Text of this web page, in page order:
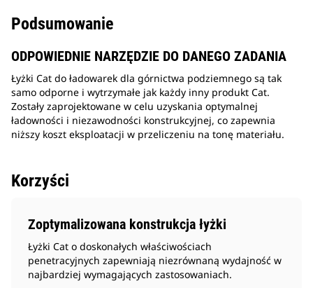
Podsumowanie
ODPOWIEDNIE NARZĘDZIE DO DANEGO ZADANIA
Łyżki Cat do ładowarek dla górnictwa podziemnego są tak
samo odporne i wytrzymałe jak każdy inny produkt Cat.
Zostały zaprojektowane w celu uzyskania optymalnej
ładowności i niezawodności konstrukcyjnej, co zapewnia
niższy koszt eksploatacji w przeliczeniu na tonę materiału.
Korzyści
Zoptymalizowana konstrukcja łyżki
Łyżki Cat o doskonałych właściwościach
penetracyjnych zapewniają niezrównaną wydajność w
najbardziej wymagających zastosowaniach.